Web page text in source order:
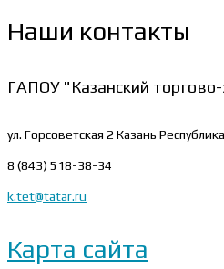
Наши контакты
ГАПОУ "Казанский
ул. Горсоветская 2 Казань
8 (843) 518-38-34
k.tet@tatar.ru
Карта сайта